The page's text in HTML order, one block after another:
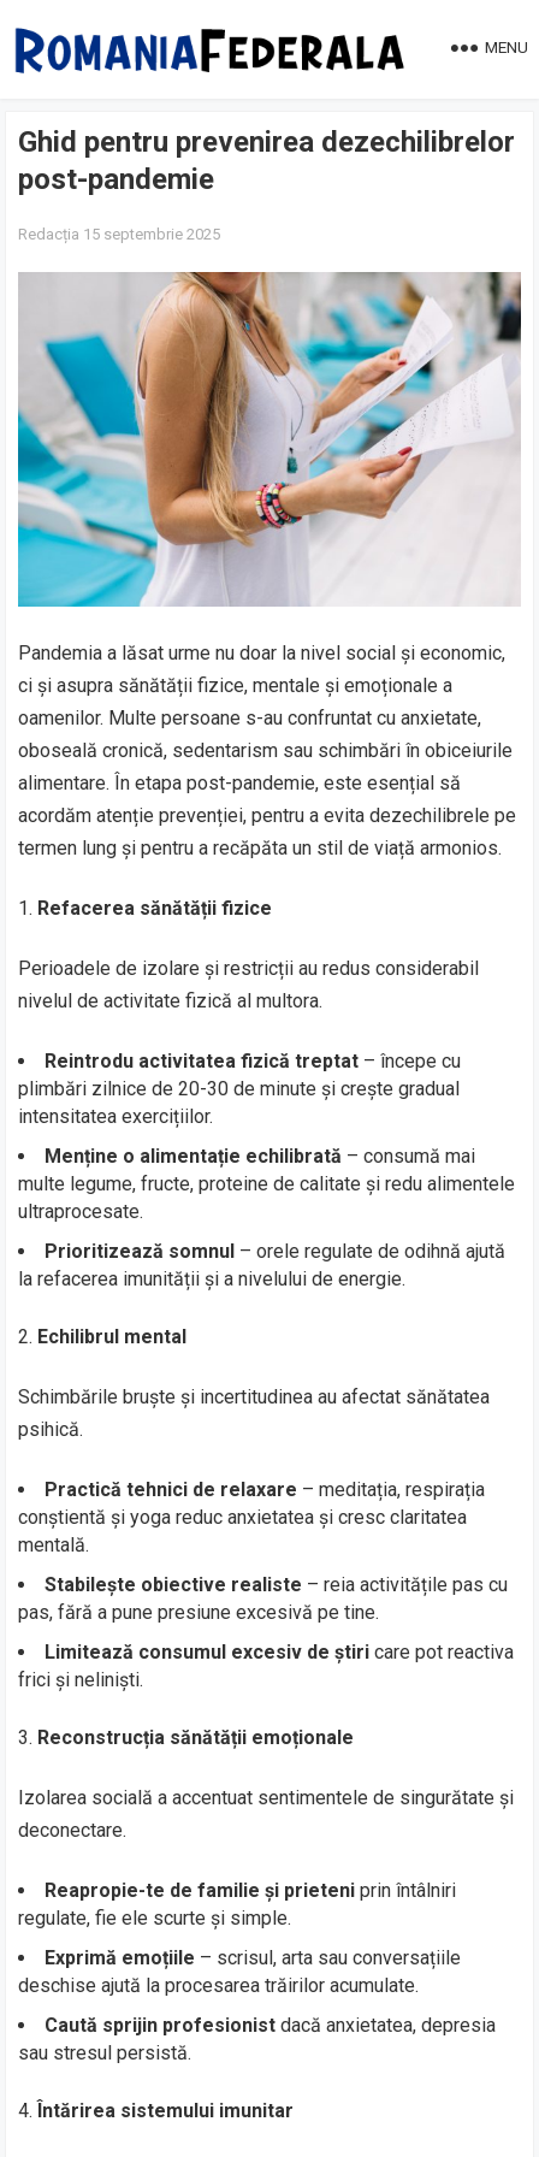
MENU
Ghid pentru prevenirea dezechilibrelor
post-pandemie
Redacția 15 septembrie 2025
Pandemia a lăsat urme nu doar la nivel social și economic,
ci și asupra sănătății fizice, mentale și emoționale a
oamenilor. Multe persoane s-au confruntat cu anxietate,
oboseală cronică, sedentarism sau schimbări în obiceiurile
alimentare. În etapa post-pandemie, este esențial să
acordăm atenție prevenției, pentru a evita dezechilibrele pe
termen lung și pentru a recăpăta un stil de viață armonios.
Refacerea sănătății fizice
Perioadele de izolare și restricții au redus considerabil
nivelul de activitate fizică al multora.
Reintrodu activitatea fizică treptat – începe cu
plimbări zilnice de 20-30 de minute și crește gradual
intensitatea exercițiilor.
Menține o alimentație echilibrată – consumă mai
multe legume, fructe, proteine de calitate și redu alimentele
ultraprocesate.
Prioritizează somnul – orele regulate de odihnă ajută
la refacerea imunității și a nivelului de energie.
Echilibrul mental
Schimbările bruște și incertitudinea au afectat sănătatea
psihică.
Practică tehnici de relaxare – meditația, respirația
conștientă și yoga reduc anxietatea și cresc claritatea
mentală.
Stabilește obiective realiste – reia activitățile pas cu
pas, fără a pune presiune excesivă pe tine.
Limitează consumul excesiv de știri care pot reactiva
frici și neliniști.
Reconstrucția sănătății emoționale
Izolarea socială a accentuat sentimentele de singurătate și
deconectare.
Reapropie-te de familie și prieteni prin întâlniri
regulate, fie ele scurte și simple.
Exprimă emoțiile – scrisul, arta sau conversațiile
deschise ajută la procesarea trăirilor acumulate.
Caută sprijin profesionist dacă anxietatea, depresia
sau stresul persistă.
Întărirea sistemului imunitar